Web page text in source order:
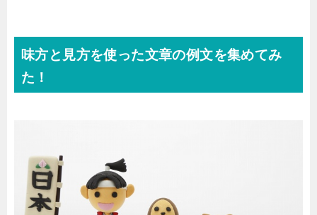
味方と見方を使った文章の例文を集めてみ
た！